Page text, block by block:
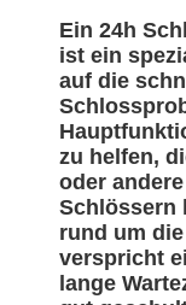
Ein 24h
ist ein
auf die
zu helfen,
oder
Schlössern
rund um
verspricht
lange